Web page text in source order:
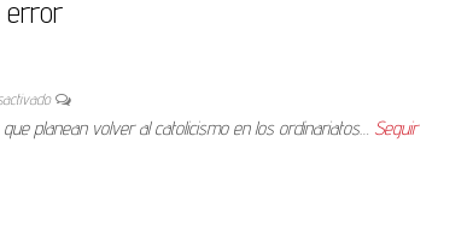
error
planean volver al catolicismo en los ordinariatos… Seguir